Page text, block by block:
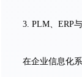
3. PLM、ERP
在企业信息化